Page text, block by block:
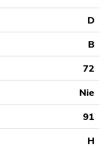
D
B
72
Nie
91
H